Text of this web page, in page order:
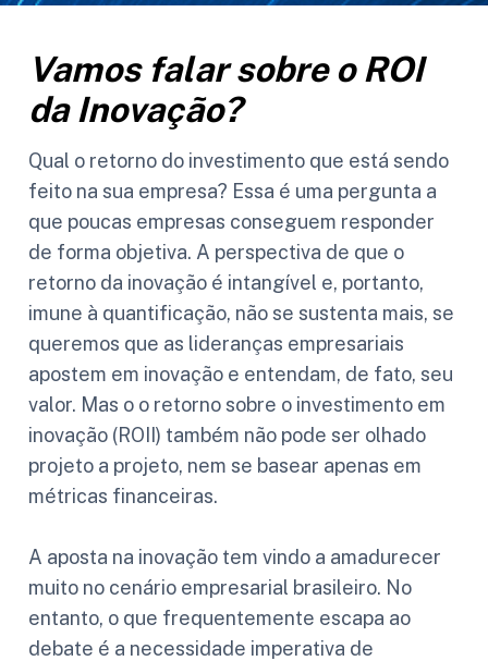
Vamos falar sobre o ROI
da Inovação?
Qual o retorno do investimento que está sendo
feito na sua empresa? Essa é uma pergunta a
que poucas empresas conseguem responder
de forma objetiva. A perspectiva de que o
retorno da inovação é intangível e, portanto,
imune à quantificação, não se sustenta mais, se
queremos que as lideranças empresariais
apostem em inovação e entendam, de fato, seu
valor. Mas o o retorno sobre o investimento em
inovação (ROII) também não pode ser olhado
projeto a projeto, nem se basear apenas em
métricas financeiras.
A aposta na inovação tem vindo a amadurecer
muito no cenário empresarial brasileiro. No
entanto, o que frequentemente escapa ao
debate é a necessidade imperativa de